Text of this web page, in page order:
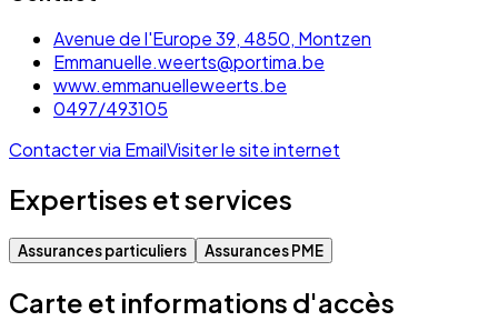
Avenue de l'Europe 39, 4850, Montzen
Emmanuelle.weerts@portima.be
www.emmanuelleweerts.be
0497/493105
Contacter via EmailVisiter le site internet
Expertises et services
Assurances particuliers Assurances PME
Carte et informations d'accès